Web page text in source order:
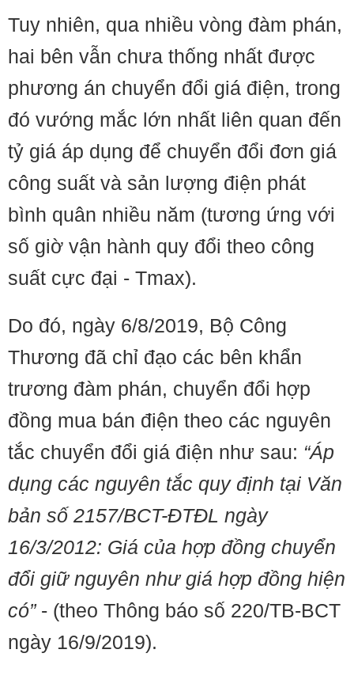
​​Tuy nhiên, qua nhiều vòng đàm phán,
hai bên vẫn chưa thống nhất được
phương án chuyển đổi giá điện, trong
đó vướng mắc lớn nhất liên quan đến
tỷ giá áp dụng để chuyển đổi đơn giá
công suất và sản lượng điện phát
bình quân nhiều năm (tương ứng với
số giờ vận hành quy đổi theo công
suất cực đại - Tmax).
​​Do đó, ngày 6/8/2019, Bộ Công
Thương đã chỉ đạo các bên khẩn
trương đàm phán, chuyển đổi hợp
đồng mua bán điện theo các nguyên
tắc chuyển đổi giá điện như sau: “Áp
dụng các nguyên tắc quy định tại Văn
bản số 2157/BCT-ĐTĐL ngày
16/3/2012: Giá của hợp đồng chuyển
đổi giữ nguyên như giá hợp đồng hiện
có”- (theo Thông báo số 220/TB-BCT
ngày 16/9/2019).